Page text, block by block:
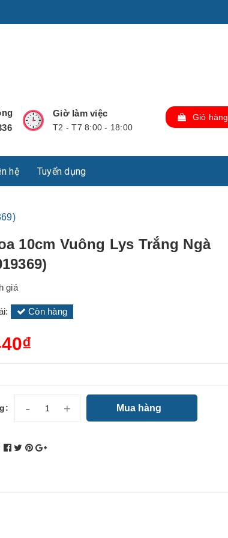
Giờ làm việc
T2 - T7 8:00 - 18:00
Giỏ hàng
hệ Tuyển dụng
10cm Vuông Lys Trắng Ngà
giá
Còn hàng
- + Mua hàng